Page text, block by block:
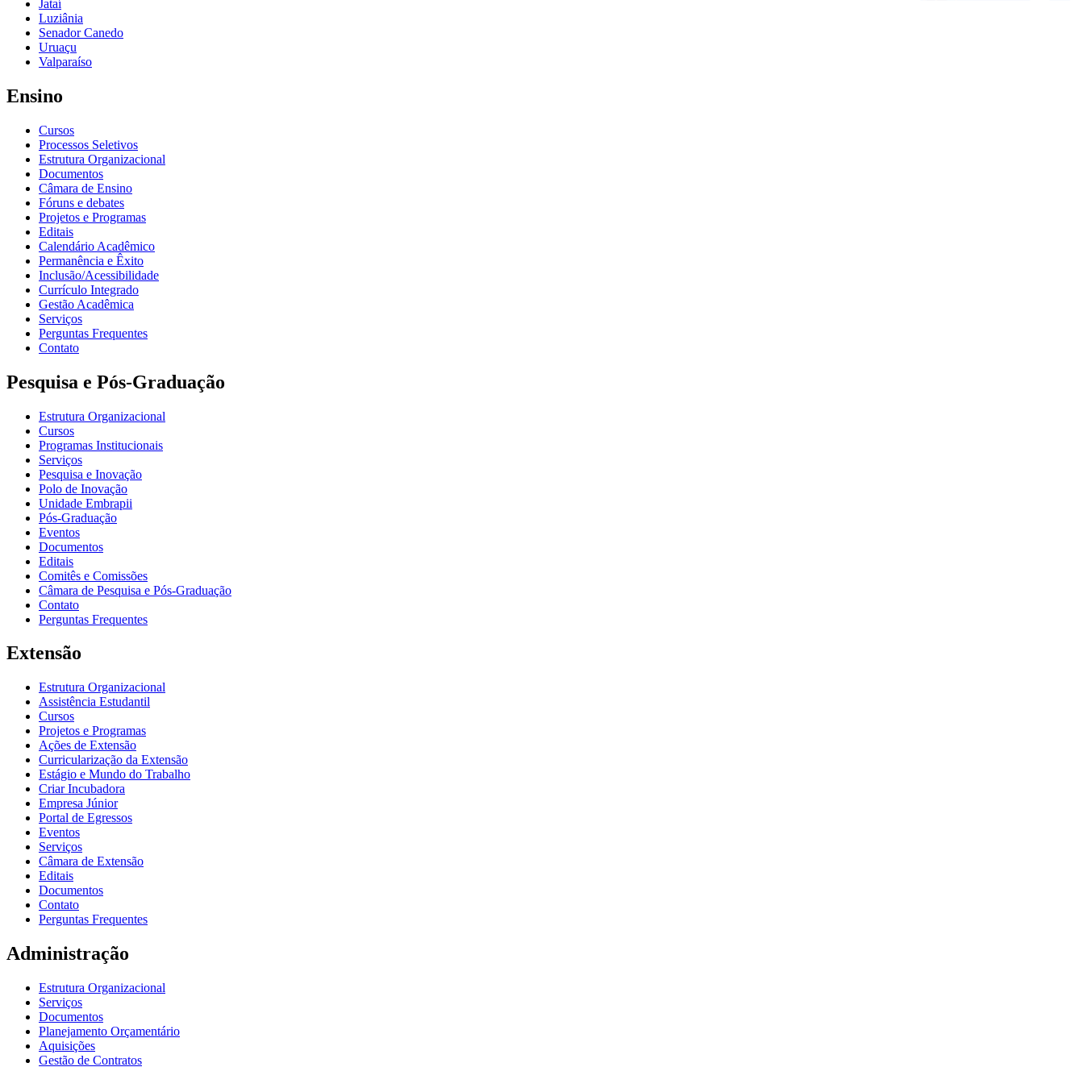
Jataí
Luziânia
Senador Canedo
Uruaçu
Valparaíso
Ensino
Cursos
Processos Seletivos
Estrutura Organizacional
Documentos
Câmara de Ensino
Fóruns e debates
Projetos e Programas
Editais
Calendário Acadêmico
Permanência e Êxito
Inclusão/Acessibilidade
Currículo Integrado
Gestão Acadêmica
Serviços
Perguntas Frequentes
Contato
Pesquisa e Pós-Graduação
Estrutura Organizacional
Cursos
Programas Institucionais
Serviços
Pesquisa e Inovação
Polo de Inovação
Unidade Embrapii
Pós-Graduação
Eventos
Documentos
Editais
Comitês e Comissões
Câmara de Pesquisa e Pós-Graduação
Contato
Perguntas Frequentes
Extensão
Estrutura Organizacional
Assistência Estudantil
Cursos
Projetos e Programas
Ações de Extensão
Curricularização da Extensão
Estágio e Mundo do Trabalho
Criar Incubadora
Empresa Júnior
Portal de Egressos
Eventos
Serviços
Câmara de Extensão
Editais
Documentos
Contato
Perguntas Frequentes
Administração
Estrutura Organizacional
Serviços
Documentos
Planejamento Orçamentário
Aquisições
Gestão de Contratos